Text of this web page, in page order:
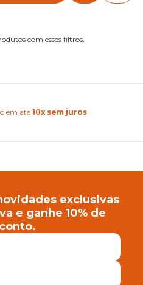
com esses filtros.
em até 10x sem juros
exclusivas
e ganhe 10% de